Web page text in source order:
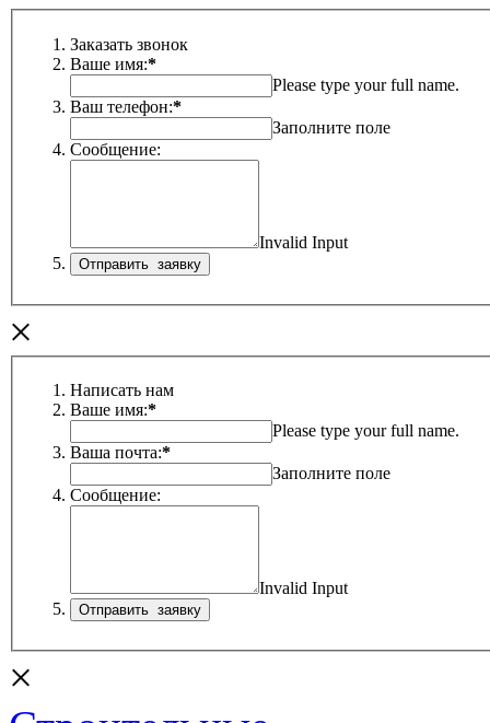
Заказать звонок
Ваше имя:*
Please type your full name.
Ваш телефон:*
Заполните поле
Сообщение:
Invalid Input
×
Написать нам
Ваше имя:*
Please type your full name.
Ваша почта:*
Заполните поле
Сообщение:
Invalid Input
×